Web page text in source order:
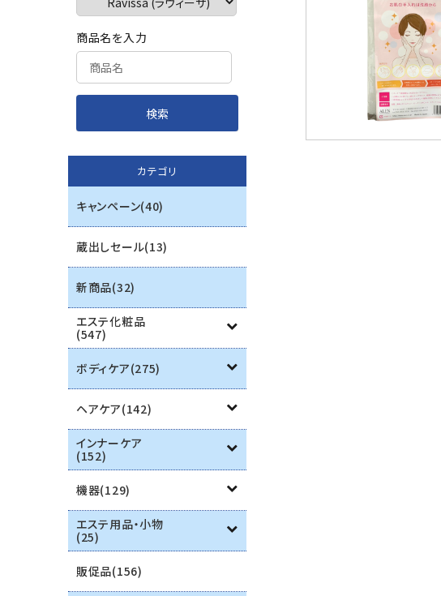
ACCOUNT MENU
カテゴリーから探す
エステ用品
ブランド一覧
ご利用ガイド
プライバシーポリシー
特定商取引法について
お問い合わせ
商品名を入力
カテゴリ
キャンペーン(40)
蔵出しセール(13)
新商品(32)
エステ化粧品
(547)
ボディケア(275)
ヘアケア(142)
インナーケア
(152)
機器(129)
エステ用品・小物
(25)
販促品(156)